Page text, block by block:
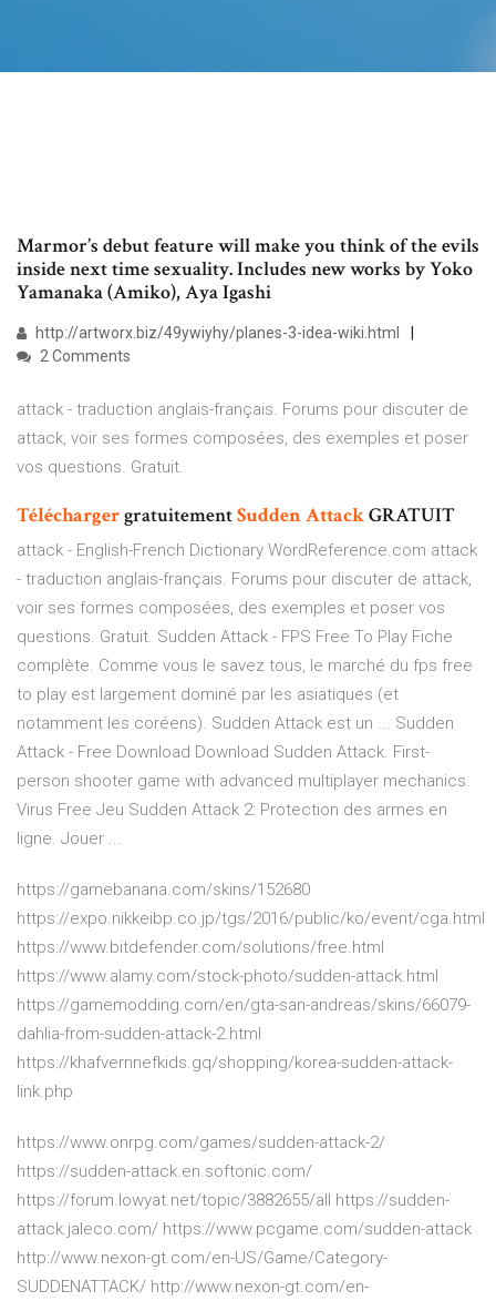
Marmor’s debut feature will make you think of the evils
inside next time sexuality. Includes new works by Yoko
Yamanaka (Amiko), Aya Igashi
http://artworx.biz/49ywiyhy/planes-3-idea-wiki.html
2 Comments
attack - traduction anglais-français. Forums pour discuter de
attack, voir ses formes composées, des exemples et poser
vos questions. Gratuit.
TéléchargergratuitementSuddenAttackGRATUIT
attack - English-French Dictionary WordReference.com attack
- traduction anglais-français. Forums pour discuter de attack,
voir ses formes composées, des exemples et poser vos
questions. Gratuit. Sudden Attack - FPS Free To Play Fiche
complète. Comme vous le savez tous, le marché du fps free
to play est largement dominé par les asiatiques (et
notamment les coréens). Sudden Attack est un ... Sudden
Attack - Free Download Download Sudden Attack. First-
person shooter game with advanced multiplayer mechanics.
Virus Free Jeu Sudden Attack 2: Protection des armes en
ligne. Jouer ...
https://gamebanana.com/skins/152680
https://expo.nikkeibp.co.jp/tgs/2016/public/ko/event/cga.html
https://www.bitdefender.com/solutions/free.html
https://www.alamy.com/stock-photo/sudden-attack.html
https://gamemodding.com/en/gta-san-andreas/skins/66079-
dahlia-from-sudden-attack-2.html
https://khafvernnefkids.gq/shopping/korea-sudden-attack-
link.php
https://www.onrpg.com/games/sudden-attack-2/
https://sudden-attack.en.softonic.com/
https://forum.lowyat.net/topic/3882655/all https://sudden-
attack.jaleco.com/ https://www.pcgame.com/sudden-attack
http://www.nexon-gt.com/en-US/Game/Category-
SUDDENATTACK/ http://www.nexon-gt.com/en-